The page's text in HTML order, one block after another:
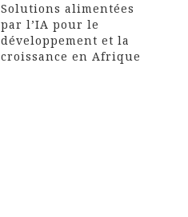
Solutions alimentées
par l’IA pour le
développement et la
croissance en Afrique